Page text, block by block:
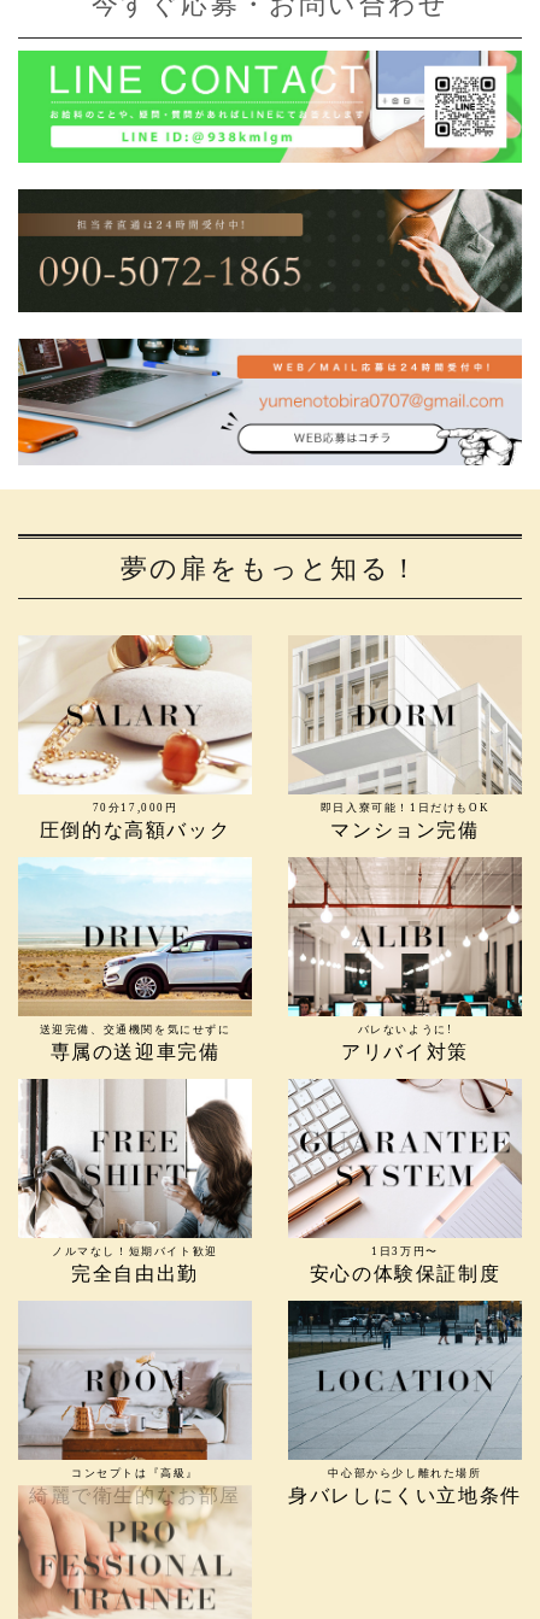
夢の扉をもっと知る！
70分17,000円
圧倒的な高額バック
即日入寮可能！1日だけもOK
マンション完備
送迎完備、交通機関を気にせずに
専属の送迎車完備
バレないように!
アリバイ対策
ノルマなし！短期バイト歓迎
完全自由出勤
1日3万円〜
安心の体験保証制度
コンセプトは『高級』
綺麗で衛生的なお部屋
中心部から少し離れた場所
身バレしにくい立地条件